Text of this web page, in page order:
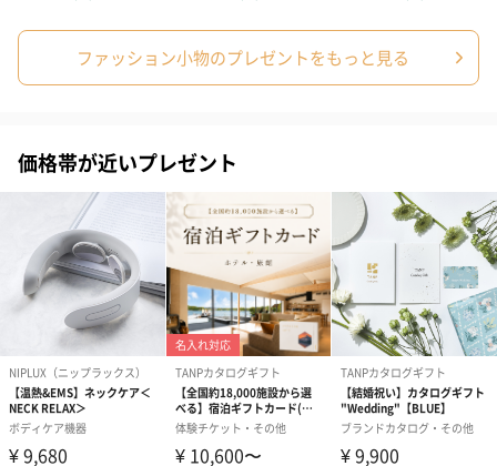
フラワーテディベア
（2,390円）
テディベア（バニラ）
（1,760円）
テディベア（
ル）（1,760円
紅茶・コーヒー・スイーツ
紅茶・コーヒー・スイーツを同梱してお届けいたします。ギフト
への＋αにおすすめです。
ファッション小物のプレゼントをもっと見る
価格帯が近いプレゼント